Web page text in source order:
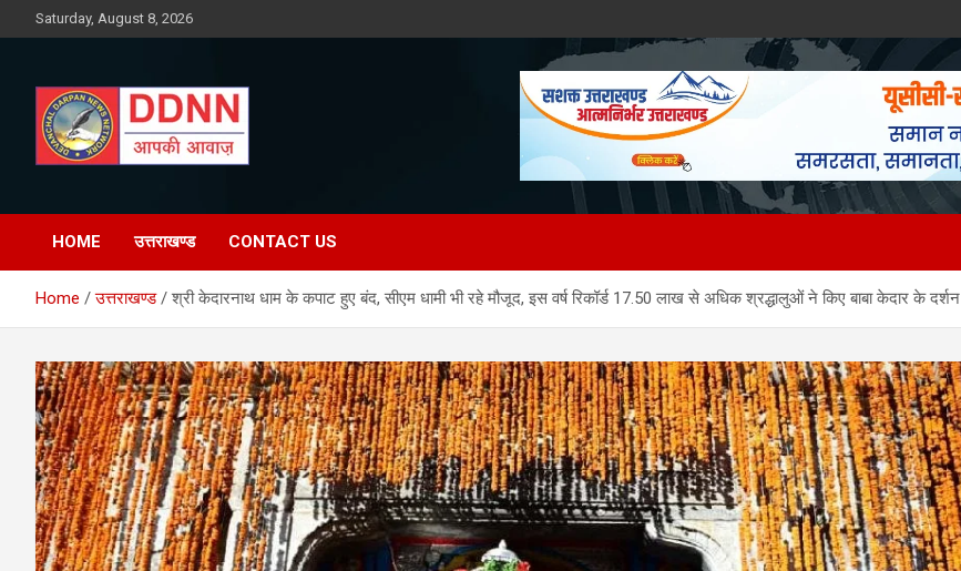
to
Saturday, August 8, 2026
HOME उत्तराखण्ड CONTACT US
Home उत्तराखण्ड श्री केदारनाथ धाम के कपाट हुए बंद, सीएम धामी भी रहे मौजूद, इस वर्ष रिकॉर्ड 17.50 लाख से अधिक श्रद्धालुओं ने किए बाबा केदार के दर्शन